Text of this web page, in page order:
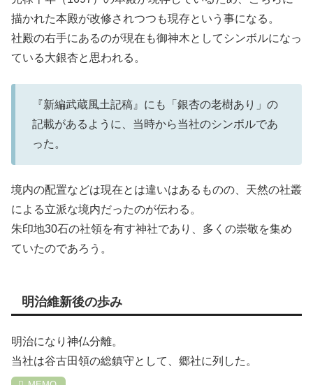
描かれた本殿が改修されつつも現存という事になる。
社殿の右手にあるのが現在も御神木としてシンボルになっ
ている大銀杏と思われる。
『新編武蔵風土記稿』にも「銀杏の老樹あり」の
記載があるように、当時から当社のシンボルであ
った。
境内の配置などは現在とは違いはあるものの、天然の社叢
による立派な境内だったのが伝わる。
朱印地30石の社領を有す神社であり、多くの崇敬を集め
ていたのであろう。
明治維新後の歩み
明治になり神仏分離。
当社は谷古田領の総鎮守として、郷社に列した。